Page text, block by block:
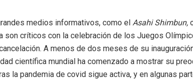
medios informativos, como el Asahi Shimbun,
son críticos con la celebración de los Juegos
A menos de dos meses de su
científica mundial ha comenzado a mostrar su
la pandemia de covid sigue activa, y en algunas